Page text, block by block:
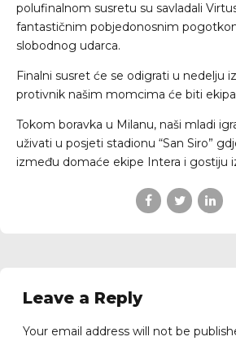
polufinalnom susretu su savladali
fantastičnim pobjedonosnim
slobodnog udarca.
Finalni susret će se odigrati u nedelju
protivnik našim momcima će biti ekipa
Tokom boravka u Milanu, naši mladi
uživati u posjeti stadionu “San Siro”
između domaće ekipe Intera i gostiju
Leave a Reply
Your email address will not be